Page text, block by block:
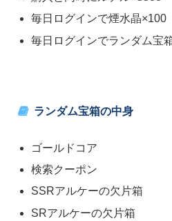
毎日ログインで煙水晶×100
毎日ログインでランダム宝
ランダム宝箱の中身
ゴールドコア
検索クーポン
SSRアルケーの欠片箱
SRアルケーの欠片箱